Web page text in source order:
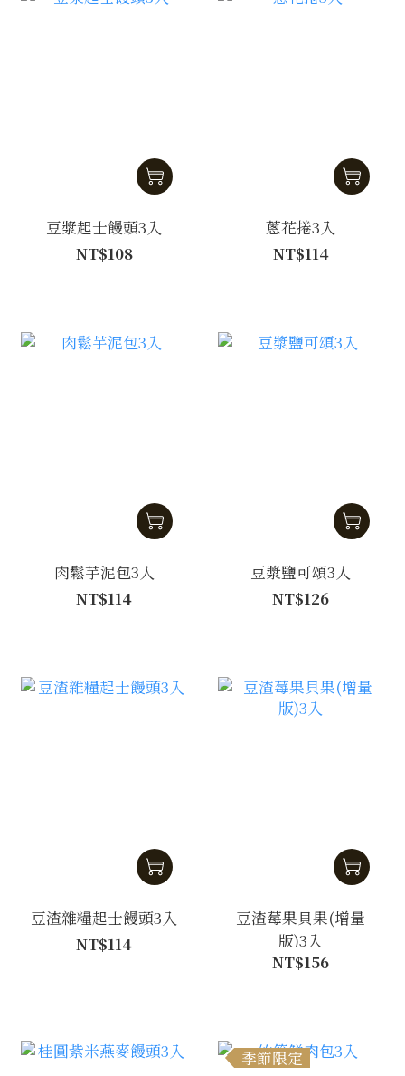
豆漿起士饅頭3入
NT$108
蔥花捲3入
NT$114
肉鬆芋泥包3入
NT$114
豆漿鹽可頌3入
NT$126
豆渣雜糧起士饅頭3入
NT$114
豆渣莓果貝果(增量
版)3入
NT$156
季節限定